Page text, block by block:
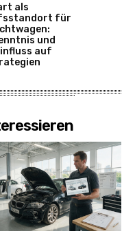
als
für
und
auf